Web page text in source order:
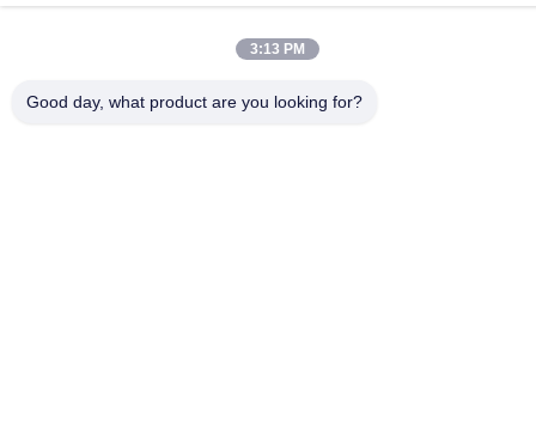
3:13 PM
Good day, what product are you looking for?